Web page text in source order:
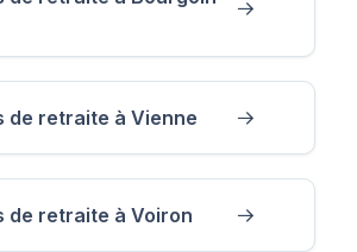
de retraite à Vienne
de retraite à Voiron